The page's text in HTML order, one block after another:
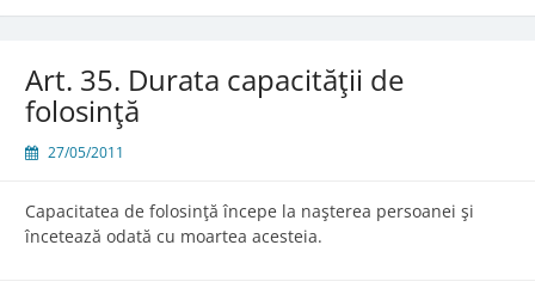
Art. 35. Durata capacităţii de
folosinţă
27/05/2011
Capacitatea de folosinţă începe la naşterea persoanei şi
încetează odată cu moartea acesteia.